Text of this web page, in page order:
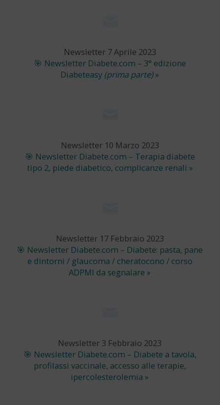
Newsletter 7 Aprile 2023
🎯 Newsletter Diabete.com – 3° edizione
Diabeteasy (prima parte)»
Newsletter 10 Marzo 2023
🎯 Newsletter Diabete.com – Terapia diabete
tipo 2, piede diabetico, complicanze renali »
Newsletter 17 Febbraio 2023
🎯 Newsletter Diabete.com – Diabete: pasta, pane
e dintorni / glaucoma / cheratocono / corso
ADPMI da segnalare »
Newsletter 3 Febbraio 2023
🎯 Newsletter Diabete.com – Diabete a tavola,
profilassi vaccinale, accesso alle terapie,
ipercolesterolemia »